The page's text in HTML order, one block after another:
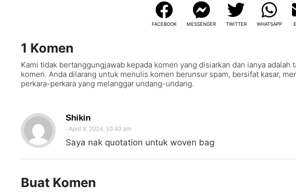
FACEBOOK MESSENGER TWITTER WHATSAPP
1 Komen
Kami tidak bertanggungjawab kepada komen yang disiarkan dan ianya
komen. Anda dilarang untuk menulis komen berunsur spam, bersifat kasar,
perkara-perkara yang melanggar undang-undang.
Shikin
-April 8, 2024, 10:40 am
Saya nak quotation untuk woven bag
Buat Komen